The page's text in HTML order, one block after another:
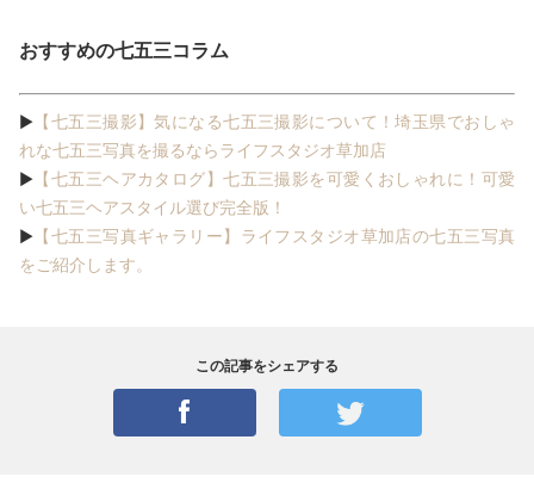
おすすめの七五三コラム
▶ 【七五三撮影】気になる七五三撮影について！埼玉県でおしゃ
れな七五三写真を撮るならライフスタジオ草加店
▶ 【七五三ヘアカタログ】七五三撮影を可愛くおしゃれに！可愛
い七五三ヘアスタイル選び完全版！
▶ 【七五三写真ギャラリー】ライフスタジオ草加店の七五三写真
をご紹介します。
この記事をシェアする